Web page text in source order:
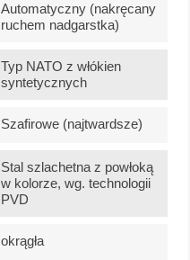
Automatyczny (nakręcany
ruchem nadgarstka)
Typ NATO z włókien
syntetycznych
Szafirowe (najtwardsze)
Stal szlachetna z powłoką
w kolorze, wg. technologii
PVD
okrągła